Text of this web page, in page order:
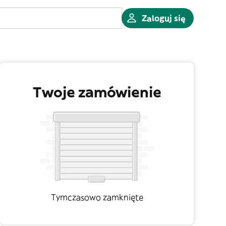
Zaloguj się
Twoje zamówienie
Tymczasowo zamknięte